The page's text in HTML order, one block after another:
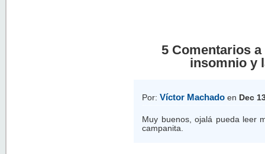
5 Comentarios
insomnio y
Por:Víctor Machado en Dec
Muy buenos, ojalá pueda leer
campanita.